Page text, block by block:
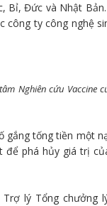
Đức và Nhật
ty công nghệ
Nghiên cứu Vaccine
gắng tống tiền một
phá hủy giá trị
lý Tổng chưởng